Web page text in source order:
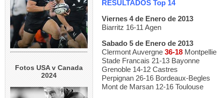
Fotos USA v Canada
2024
RESULTADOS Top 14
Viernes 4 de Enero de 2013
Biarritz 16-11 Agen
Sabado 5 de Enero de 2013
Clermont Auvergne 36-18
Stade Francais 21-13 Bayonne
Grenoble 14-12 Castres
Perpignan 26-16 Bordeaux-Begles
Mont de Marsan 12-16 Toulouse